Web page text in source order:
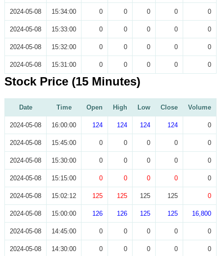
2024-05-08 15:34:00 0 0 0 0 0
2024-05-08 15:33:00 0 0 0 0 0
2024-05-08 15:32:00 0 0 0 0 0
2024-05-08 15:31:00 0 0 0 0 0
Stock Price (15 Minutes)
Date Time Open High Low Close Volume
2024-05-08 16:00:00 124 124 124 124 0
2024-05-08 15:45:00 0 0 0 0 0
2024-05-08 15:30:00 0 0 0 0 0
2024-05-08 15:15:00 0 0 0 0 0
2024-05-08 15:02:12 125 125 125 125 0
2024-05-08 15:00:00 126 126 125 125 16,800
2024-05-08 14:45:00 0 0 0 0 0
2024-05-08 14:30:00 0 0 0 0 0